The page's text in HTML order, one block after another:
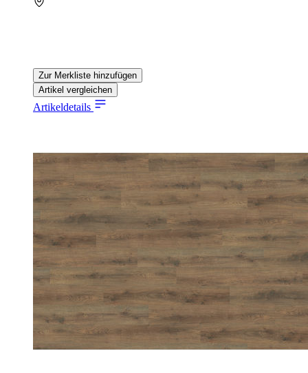
Zur Merkliste hinzufügen
Artikel vergleichen
Artikeldetails